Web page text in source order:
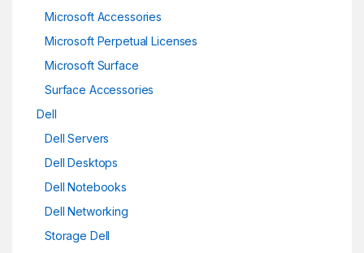
Microsoft Accessories
Microsoft Perpetual Licenses
Microsoft Surface
Surface Accessories
Dell
Dell Servers
Dell Desktops
Dell Notebooks
Dell Networking
Storage Dell